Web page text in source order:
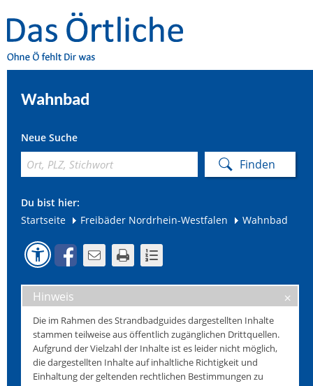
Wahnbad
Neue Suche
Du bist hier:
Startseite
Freibäder Nordrhein-Westfalen Wahnbad
Hinweis
Die im Rahmen des Strandbadguides dargestellten Inhalte
stammen teilweise aus öffentlich zugänglichen Drittquellen.
Aufgrund der Vielzahl der Inhalte ist es leider nicht möglich,
die dargestellten Inhalte auf inhaltliche Richtigkeit und
Einhaltung der geltenden rechtlichen Bestimmungen zu